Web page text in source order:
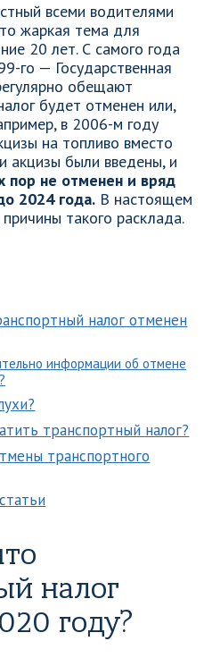
всеми водителями
жаркая тема для
20 лет. С самого года
го — Государственная
обещают
будет отменен или,
в 2006-м году
на топливо вместо
акцизы были введены, и
пор не отменен и вряд
2024 года. В настоящем
такого расклада.
налог отменен
информации об отмене
транспортный налог?
транспортного
налог
году?